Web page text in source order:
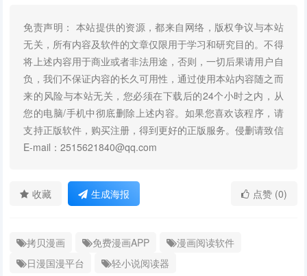
免责声明： 本站提供的资源，都来自网络，版权争议与本站
无关，所有内容及软件的文章仅限用于学习和研究目的。不得
将上述内容用于商业或者非法用途，否则，一切后果请用户自
负，我们不保证内容的长久可用性，通过使用本站内容随之而
来的风险与本站无关，您必须在下载后的24个小时之内，从
您的电脑/手机中彻底删除上述内容。如果您喜欢该程序，请
支持正版软件，购买注册，得到更好的正版服务。侵删请致信
E-mail：2515621840@qq.com
收藏 生成海报 点赞 (0)
拷贝漫画 免费漫画APP
漫画阅读软件
日漫国漫平台
轻小说阅读器